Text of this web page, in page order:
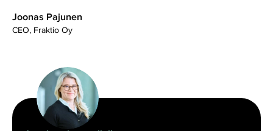
Joonas Pajunen
CEO, Fraktio Oy